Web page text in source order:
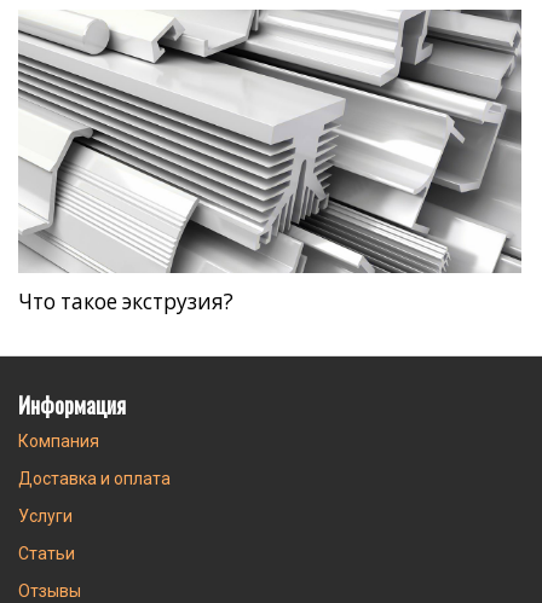
Что такое экструзия?
Информация
Компания
Доставка и оплата
Услуги
Статьи
Отзывы